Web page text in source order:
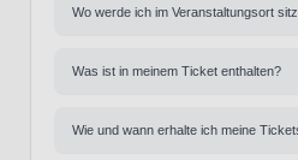
Wo werde ich im Veranstaltungsort
Was ist in meinem Ticket enthalten?
Wie und wann erhalte ich meine